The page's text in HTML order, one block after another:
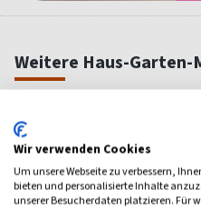
Weitere Haus-Garten-
Wir verwenden Cookies
Um unsere Webseite zu verbessern,
bieten und personalisierte Inhalte
unserer Besucherdaten platzieren. Für